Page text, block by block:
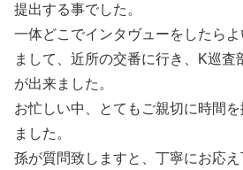
提出する事でした。
一体どこでインタヴューをしたら
まして、近所の交番に行き、K巡査
が出来ました。
お忙しい中、とてもご親切に時間
ました。
孫が質問致しますと、丁寧にお応